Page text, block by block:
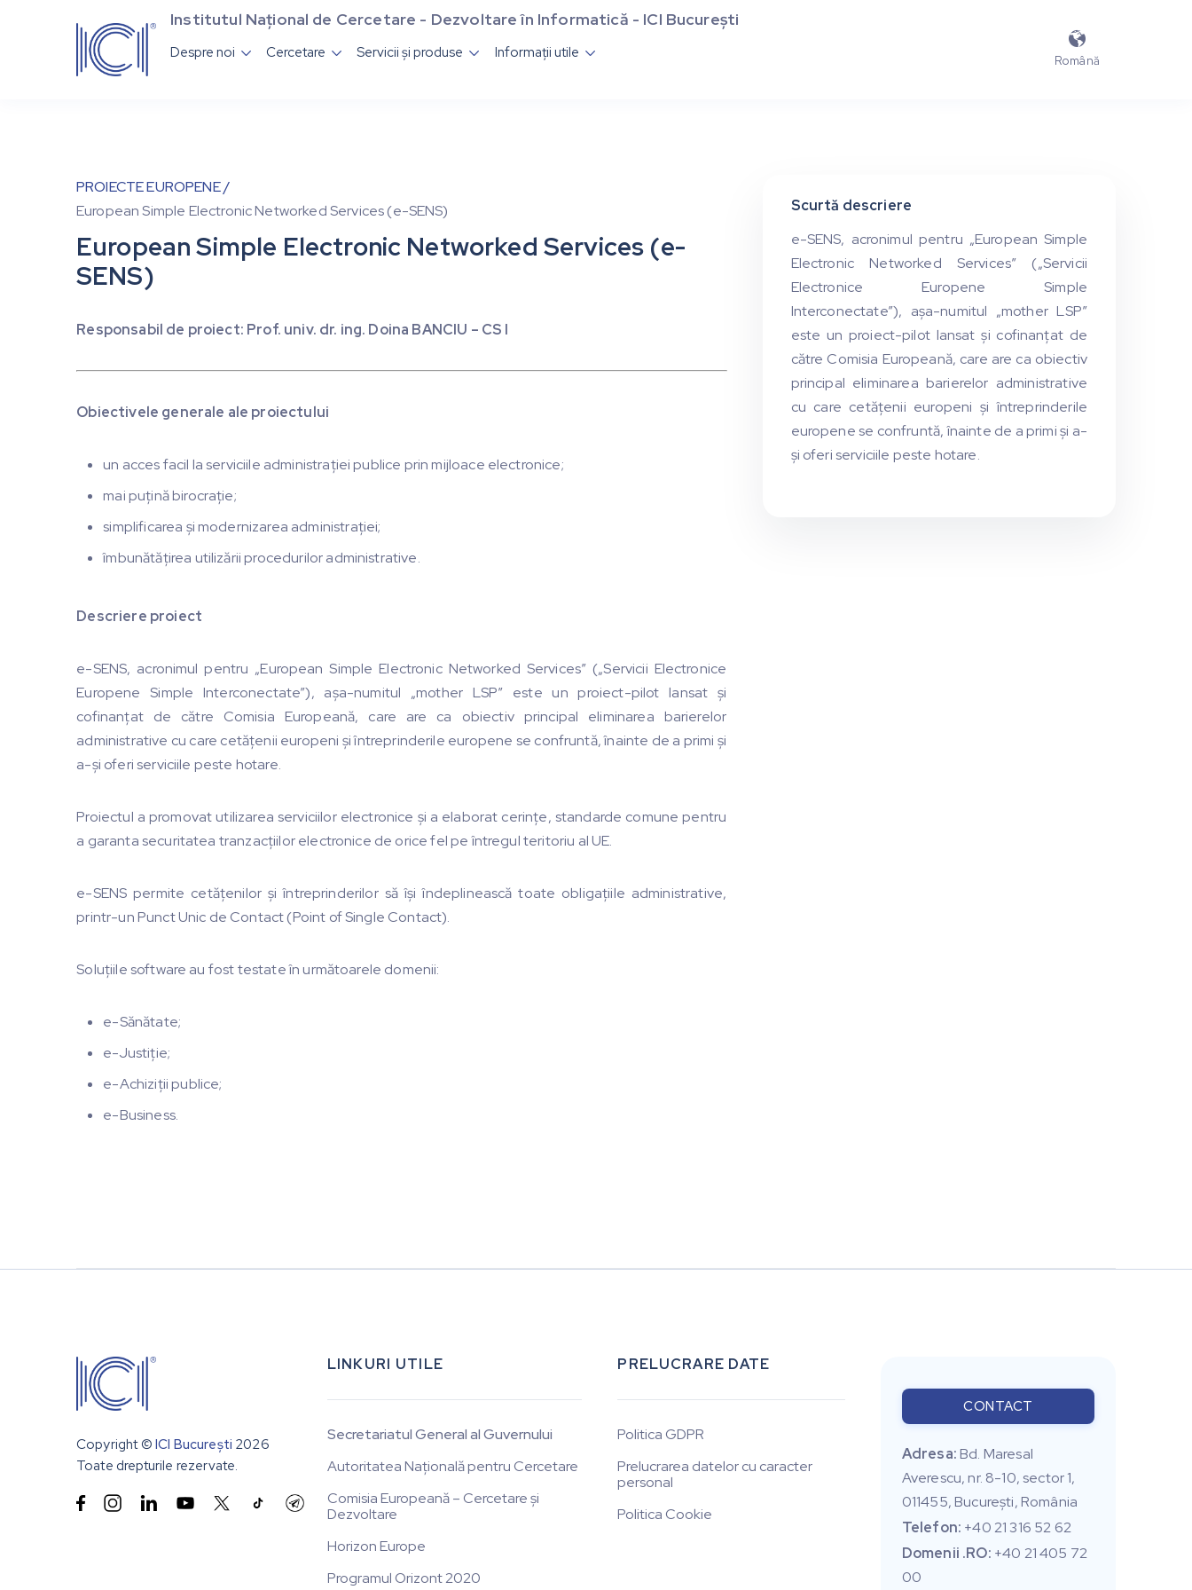
Institutul Național de Cercetare - Dezvoltare în Informatică - ICI București
Despre noi  Cercetare  Servicii și produse  Informații utile 

Română
PROIECTE EUROPENE /
European Simple Electronic Networked Services (e-SENS)
European Simple Electronic Networked Services (e-
SENS)
Responsabil de proiect: Prof. univ. dr. ing. Doina BANCIU – CS I
Obiectivele generale ale proiectului
un acces facil la serviciile administrației publice prin mijloace electronice;
mai puțină birocrație;
simplificarea şi modernizarea administrației;
îmbunătățirea utilizării procedurilor administrative.
Descriere proiect
e-SENS, acronimul pentru „European Simple Electronic Networked Services” („Servicii Electronice
Europene Simple Interconectate”), aşa-numitul „mother LSP” este un proiect-pilot lansat şi
cofinanțat de către Comisia Europeană, care are ca obiectiv principal eliminarea barierelor
administrative cu care cetățenii europeni şi întreprinderile europene se confruntă, înainte de a primi şi
a-şi oferi serviciile peste hotare.
Proiectul a promovat utilizarea serviciilor electronice şi a elaborat cerințe, standarde comune pentru
a garanta securitatea tranzacțiilor electronice de orice fel pe întregul teritoriu al UE.
e-SENS permite cetățenilor şi întreprinderilor să își îndeplinească toate obligațiile administrative,
printr-un Punct Unic de Contact (Point of Single Contact).
Soluțiile software au fost testate în următoarele domenii:
e-Sănătate;
e-Justiţie;
e-Achiziţii publice;
e-Business.
Scurtă descriere
e-SENS, acronimul pentru „European Simple
Electronic Networked Services” („Servicii
Electronice Europene Simple
Interconectate”), aşa-numitul „mother LSP”
este un proiect-pilot lansat şi cofinanțat de
către Comisia Europeană, care are ca obiectiv
principal eliminarea barierelor administrative
cu care cetățenii europeni şi întreprinderile
europene se confruntă, înainte de a primi şi a-
şi oferi serviciile peste hotare.
Copyright © ICI București 2026
Toate drepturile rezervate.
 
LINKURI UTILE
Secretariatul General al Guvernului
Autoritatea Națională pentru Cercetare
Comisia Europeană – Cercetare și
Dezvoltare
Horizon Europe
Programul Orizont 2020
PRELUCRARE DATE
Politica GDPR
Prelucrarea datelor cu caracter
personal
Politica Cookie
CONTACT
Adresa:Bd. Maresal
Averescu, nr. 8-10, sector 1,
011455, Bucureşti, România
Telefon: +40 21 316 52 62
Domenii .RO: +40 21 405 72
00